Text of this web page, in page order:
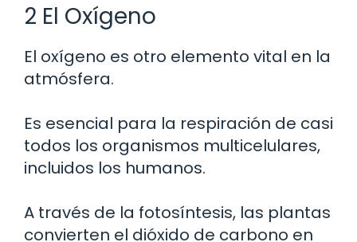
2 El Oxígeno
El oxígeno es otro elemento vital en la
atmósfera.
Es esencial para la respiración de casi
todos los organismos multicelulares,
incluidos los humanos.
A través de la fotosíntesis, las plantas
convierten el dióxido de carbono en